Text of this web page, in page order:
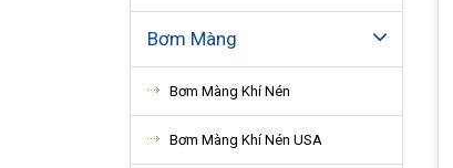
Bơm Màng
Bơm Màng Khí Nén
Bơm Màng Khí Nén USA